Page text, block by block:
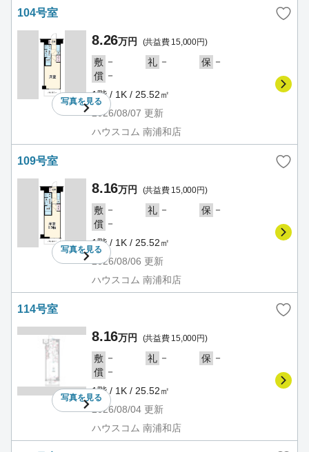
104号室
写真を見る
8.26万円 (共益費 15,000円)
敷 － 礼 － 保 －
償 －
1階 / 1K / 25.52㎡
2026/08/07 更新
ハウスコム 南浦和店
109号室
写真を見る
8.16万円 (共益費 15,000円)
敷 － 礼 － 保 －
償 －
1階 / 1K / 25.52㎡
2026/08/06 更新
ハウスコム 南浦和店
114号室
写真を見る
8.16万円 (共益費 15,000円)
敷 － 礼 － 保 －
償 －
1階 / 1K / 25.52㎡
2026/08/04 更新
ハウスコム 南浦和店